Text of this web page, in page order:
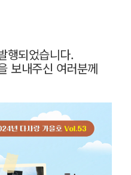
행되었습니다.
보내주신 여러분께